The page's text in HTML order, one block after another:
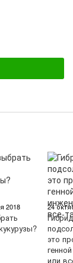
2018 24
это
или